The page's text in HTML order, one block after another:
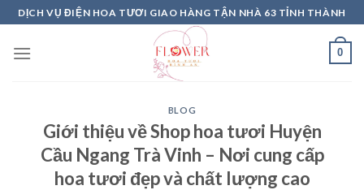
Skip
to
content
DỊCH VỤ ĐIỆN HOA TƯƠI GIAO HÀNG TẬN NHÀ 63 TỈNH THÀNH
0
BLOG
Giới thiệu về Shop hoa tươi Huyện
Cầu Ngang Trà Vinh – Nơi cung cấp
hoa tươi đẹp và chất lượng cao